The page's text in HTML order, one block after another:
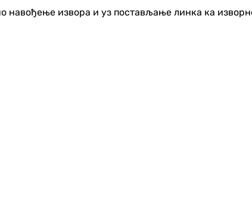
навођење извора и уз постављање линка ка